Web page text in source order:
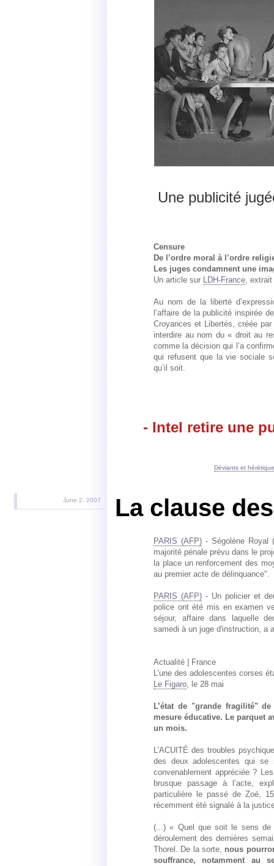
Une publicité
Censure
De l’ordre moral à l’ordre
Les juges condamnent une
Un article sur LDH-France, extrait
Au nom de la liberté
l’affaire de la publicité inspirée
Croyances et Libertés, créée
interdire au nom du « droit au
comme la décision qui l’a
qui refusent que la vie sociale
qu’il soit.
- Intel retire une
Déviants et
June 2, 2007 La clause
PARIS (AFP) - Ségolène Royal
majorité pénale prévu dans le
la place un renforcement des
au premier acte de délinquance".
PARIS (AFP) - Un policier et
police ont été mis en examen
séjour, affaire dans laquelle
samedi à un juge d'instruction, a
Actualité | France
L’une des adolescentes corses
Le Figaro, le 28 mai
L’état de "grande fragilité"
mesure éducative. Le parquet
un mois.
L’ACUITÉ des troubles
des deux adolescentes qui se
convenablement appréciée ?
brusque passage à l’acte,
particulière le passé de Zoé,
récemment été signalé à la
(...) « Quel que soit le sens de
déroulement des dernières
Thorel. De la sorte, nous
souffrance, notamment au